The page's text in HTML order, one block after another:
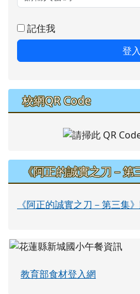
記住我
登入
校網QR Code
《阿正的誠實之刀－
《阿正的誠實之刀－第三集
教育部食材登入網